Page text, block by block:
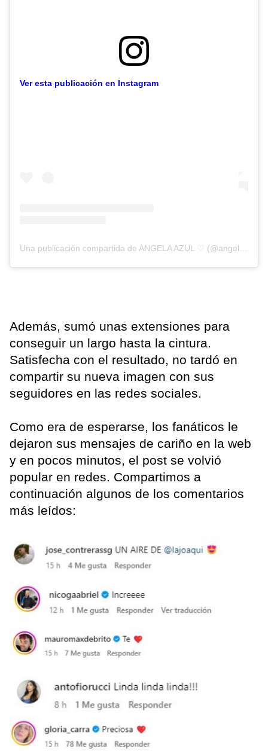
Ver esta publicación en Instagram
Una publicación compartida de ANGELA AZUL ♡ (@angelatorres)
Además, sumó unas extensiones para
conseguir un largo hasta la cintura.
Satisfecha con el resultado, no tardó en
compartir su nueva imagen con sus
seguidores en las redes sociales.
Como era de esperarse, los fanáticos le
dejaron sus mensajes de cariño en la web
y en pocos minutos, el post se volvió
popular en redes. Compartimos a
continuación algunos de los comentarios
más leídos: